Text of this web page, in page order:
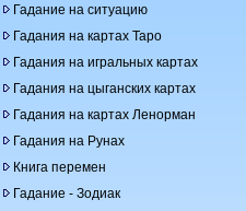
Гадание на ситуацию
Гадания на картах Таро
Гадания на игральных картах
Гадания на цыганских картах
Гадания на картах Ленорман
Гадания на Рунах
Книга перемен
Гадание - Зодиак